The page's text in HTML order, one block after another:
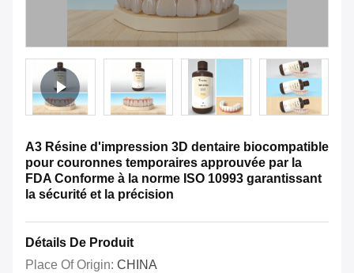
A3 Résine d'impression 3D dentaire biocompatible
pour couronnes temporaires approuvée par la
FDA Conforme à la norme ISO 10993 garantissant
la sécurité et la précision
Détails De Produit
Place Of Origin: CHINA